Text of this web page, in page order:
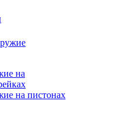
на
на пистонах